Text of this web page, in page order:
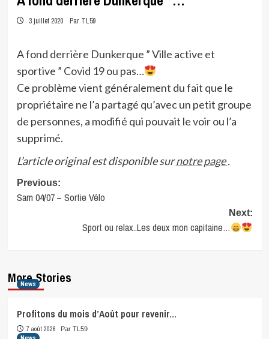
3 juillet 2020 Par TL59
A fond derrière Dunkerque ” Ville active et
sportive ” Covid 19 ou pas…
Ce problème vient généralement du fait que le
propriétaire ne l’a partagé qu’avec un petit groupe
de personnes, a modifié qui pouvait le voir ou l’a
supprimé.
L’article original est disponible surnotre page.
Post
navigation
Previous:
Sam 04/07 – Sortie Vélo
Next:
Sport ou relax..Les deux mon capitaine…
More Stories
News
Profitons du mois d’Août pour revenir…
7 août 2026 Par TL59